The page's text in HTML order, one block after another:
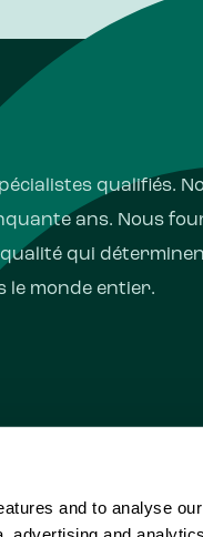
and to analyse
qualifiés.
ans. Nous
qui
le monde entier.
de confidentialité